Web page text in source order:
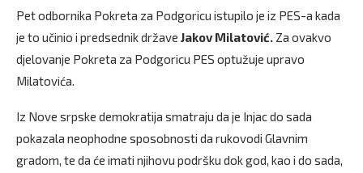
Pet odbornika Pokreta za Podgoricu istupilo je iz PES-a kada
je to učinio i predsednik države Jakov Milatović. Za ovakvo
djelovanje Pokreta za Podgoricu PES optužuje upravo
Milatovića.
Iz Nove srpske demokratija smatraju da je Injac do sada
pokazala neophodne sposobnosti da rukovodi Glavnim
gradom, te da će imati njihovu podršku dok god, kao i do sada,